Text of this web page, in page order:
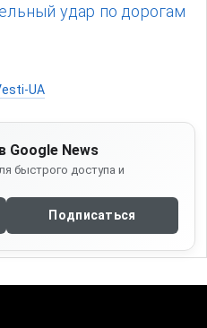
удар по дорогам
UA
Google News
быстрого доступа и
Подписаться